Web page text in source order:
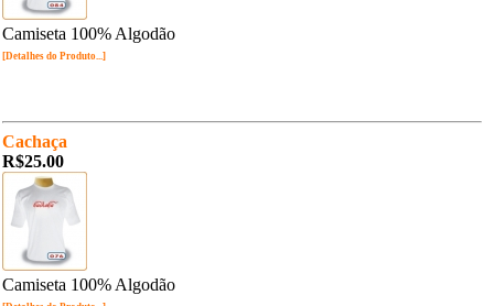
Camiseta 100% Algodão
[Detalhes do Produto...]
Cachaça
R$25.00
Camiseta 100% Algodão